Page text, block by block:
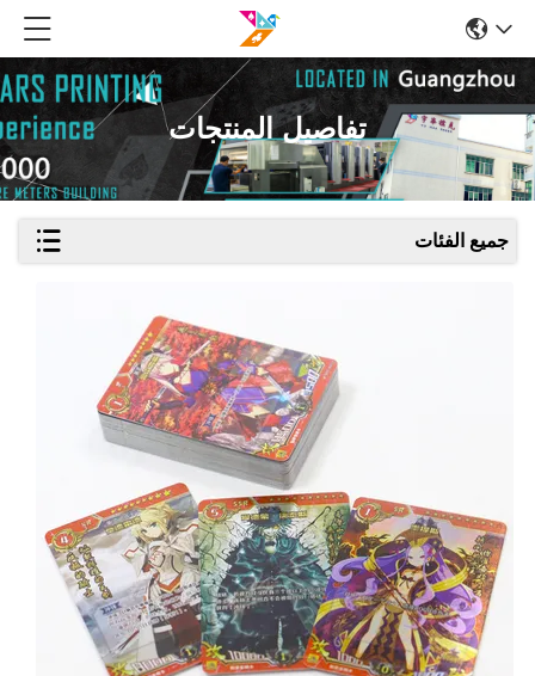
تفاصيل المنتجات
جميع الفئات